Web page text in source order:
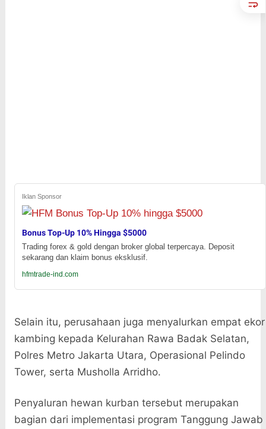
Iklan Sponsor
Bonus Top-Up 10% Hingga $5000
Trading forex & gold dengan broker global terpercaya. Deposit
sekarang dan klaim bonus eksklusif.
hfmtrade-ind.com
Selain itu, perusahaan juga menyalurkan empat ekor
kambing kepada Kelurahan Rawa Badak Selatan,
Polres Metro Jakarta Utara, Operasional Pelindo
Tower, serta Musholla Arridho.
Penyaluran hewan kurban tersebut merupakan
bagian dari implementasi program Tanggung Jawab